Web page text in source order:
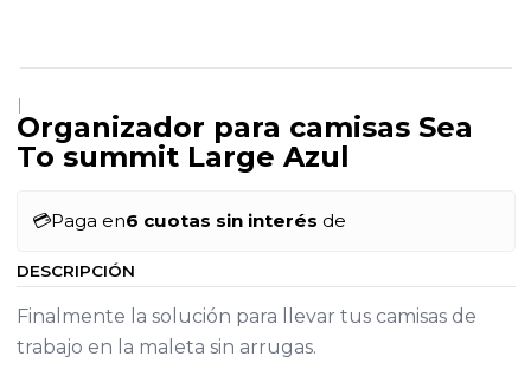
|
Organizador para camisas Sea
To summit Large Azul
💳Paga en6 cuotas sin interés de
DESCRIPCIÓN
Finalmente la solución para llevar tus camisas de
trabajo en la maleta sin arrugas.